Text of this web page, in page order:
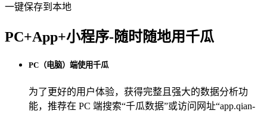
一键保存到本地
PC+App+小程序-随时随地用千瓜
PC（电脑）端使用千瓜
为了更好的用户体验，获得完整且强大的数据分析功
能，推荐在 PC 端搜索“千瓜数据”或访问网址“app.qian-